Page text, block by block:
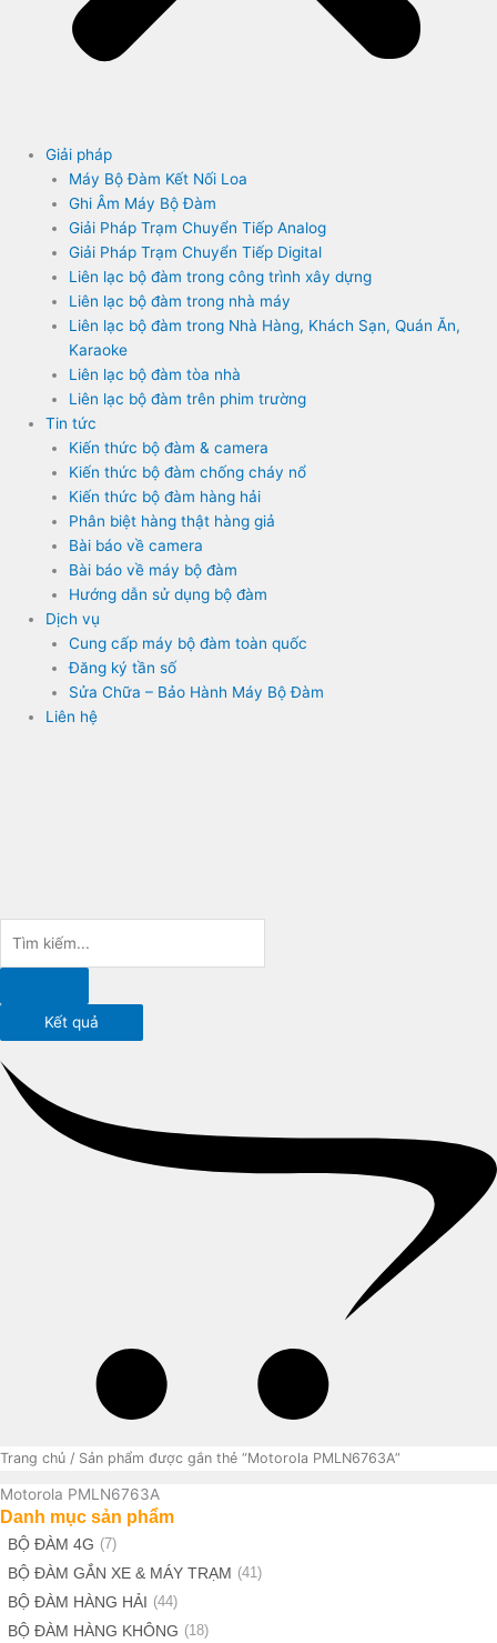
Giải pháp
Máy Bộ Đàm Kết Nối Loa
Ghi Âm Máy Bộ Đàm
Giải Pháp Trạm Chuyển Tiếp Analog
Giải Pháp Trạm Chuyển Tiếp Digital
Liên lạc bộ đàm trong công trình xây dựng
Liên lạc bộ đàm trong nhà máy
Liên lạc bộ đàm trong Nhà Hàng, Khách Sạn, Quán Ăn,
Karaoke
Liên lạc bộ đàm tòa nhà
Liên lạc bộ đàm trên phim trường
Tin tức
Kiến thức bộ đàm & camera
Kiến thức bộ đàm chống cháy nổ
Kiến thức bộ đàm hàng hải
Phân biệt hàng thật hàng giả
Bài báo về camera
Bài báo về máy bộ đàm
Hướng dẫn sử dụng bộ đàm
Dịch vụ
Cung cấp máy bộ đàm toàn quốc
Đăng ký tần số
Sửa Chữa – Bảo Hành Máy Bộ Đàm
Liên hệ
Kết quả
Trang chủ / Sản phẩm được gắn thẻ “Motorola PMLN6763A”
Motorola PMLN6763A
Danh mục sản phẩm
BỘ ĐÀM 4G (7)
BỘ ĐÀM GẮN XE & MÁY TRẠM (41)
BỘ ĐÀM HÀNG HẢI (44)
BỘ ĐÀM HÀNG KHÔNG (18)